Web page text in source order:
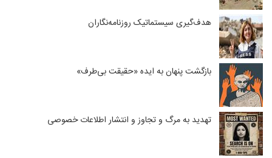
هدف‌گیری سیستماتیک روزنامه‌نگاران
بازگشت پنهان به ایده «حقیقت بی‌طرف»
تهدید به مرگ و تجاوز و انتشار اطلاعات خصوصی